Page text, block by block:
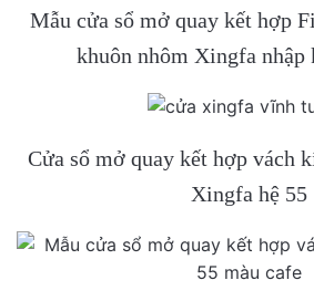
Mẫu cửa sổ mở quay kết hợp
khuôn nhôm Xingfa nhập
Cửa sổ mở quay kết hợp vách
Xingfa hệ 55